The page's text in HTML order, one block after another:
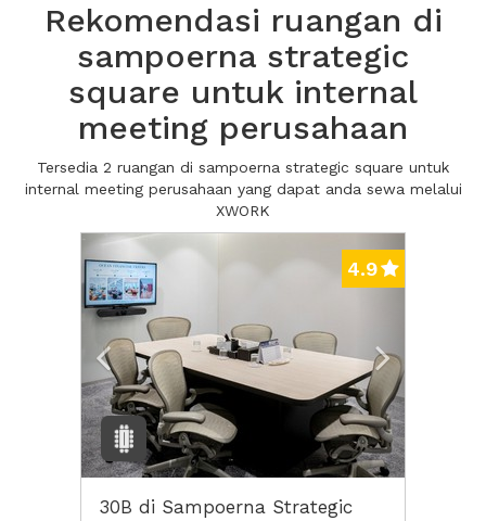
Rekomendasi ruangan di
sampoerna strategic
square untuk internal
meeting perusahaan
Tersedia 2 ruangan di sampoerna strategic square untuk
internal meeting perusahaan yang dapat anda sewa melalui
XWORK
Previous Next2
4.9
30B di Sampoerna Strategic